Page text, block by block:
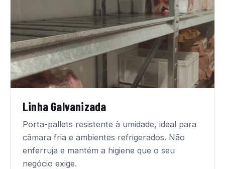
Linha Galvanizada
Porta-pallets resistente à umidade, ideal para
câmara fria e ambientes refrigerados. Não
enferruja e mantém a higiene que o seu
negócio exige.